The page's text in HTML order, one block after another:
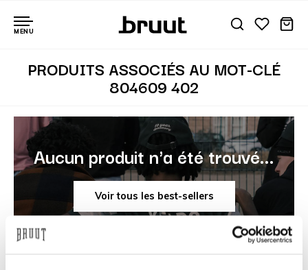
MENU
PRODUITS ASSOCIÉS AU MOT-CLÉ
804609 402
Aucun produit n'a été trouvé...
Voir tous les best-sellers